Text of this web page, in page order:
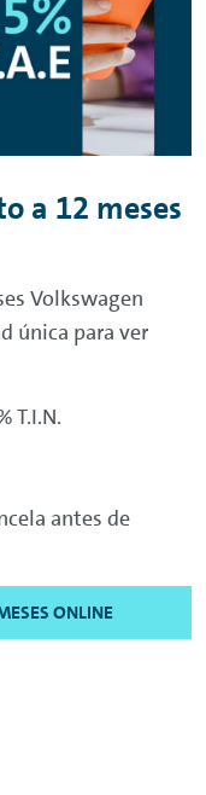
a 12 meses
Volkswagen
única para ver
T.I.N.
antes de
ONLINE